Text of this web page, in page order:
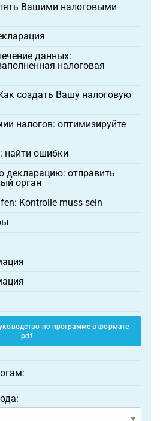
Вашими налоговыми
данных:
налоговая
создать Вашу налоговую
налогов: оптимизируйте
найти ошибки
декларацию: отправить
орган
Kontrolle muss sein
по программе в формате
.pdf